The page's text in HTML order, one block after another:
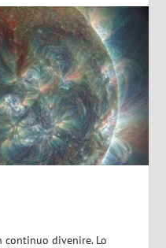
continuo divenire. Lo